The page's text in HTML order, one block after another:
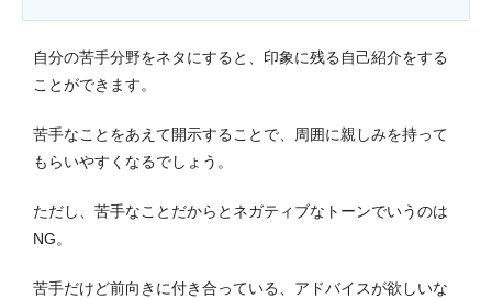
自分の苦手分野をネタにすると、印象に残る自己紹介をする
ことができます。
苦手なことをあえて開示することで、周囲に親しみを持って
もらいやすくなるでしょう。
ただし、苦手なことだからとネガティブなトーンでいうのは
NG。
苦手だけど前向きに付き合っている、アドバイスが欲しいな